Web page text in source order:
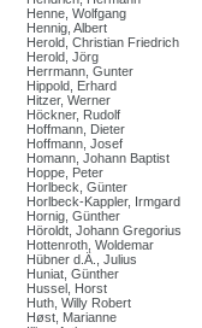
Henne, Wolfgang
Hennig, Albert
Herold, Christian Friedrich
Herold, Jörg
Herrmann, Gunter
Hippold, Erhard
Hitzer, Werner
Höckner, Rudolf
Hoffmann, Dieter
Hoffmann, Josef
Homann, Johann Baptist
Hoppe, Peter
Horlbeck, Günter
Horlbeck-Kappler, Irmgard
Hornig, Günther
Höroldt, Johann Gregorius
Hottenroth, Woldemar
Hübner d.Ä., Julius
Huniat, Günther
Hussel, Horst
Huth, Willy Robert
Høst, Marianne